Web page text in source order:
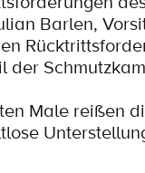
Barlen,
der
Male reißen